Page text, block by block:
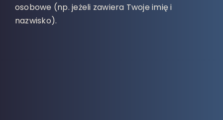
osobowe (np. jeżeli zawiera Twoje imię i
nazwisko).